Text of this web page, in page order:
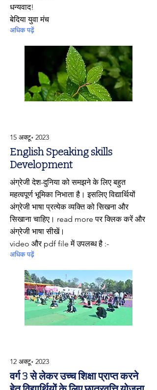
धन्यवाद!
बेदिया युवा मंच
अधिक पढ़ें
15 अक्टू॰ 2023
English Speaking skills
Development
अंग्रेजी देश-दुनिया को समझने के लिए बहुत
महत्वपूर्ण भूमिका निभाता है। इसलिए विद्यार्थियों
अंग्रेजी भाषा प्रत्येक व्यक्ति को सिखना और
सिखाना चाहिए। read more पर क्लिक करें और
अंग्रेजी भाषा सीखें।
video और pdf file में उपलब्ध है :-
अधिक पढ़ें
12 अक्टू॰ 2023
वर्ग 3 से लेकर उच्च शिक्षा प्राप्त करने